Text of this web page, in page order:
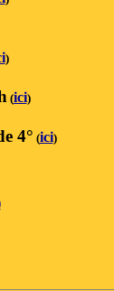
)
(ici)
4° (ici)